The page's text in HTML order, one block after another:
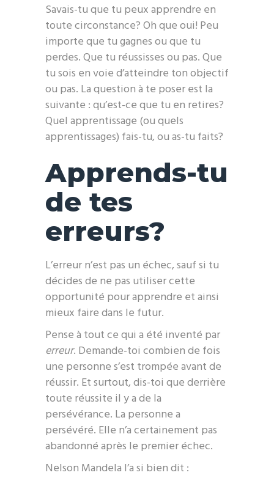
Savais-tu que tu peux apprendre en
toute circonstance? Oh que oui! Peu
importe que tu gagnes ou que tu
perdes. Que tu réussisses ou pas. Que
tu sois en voie d’atteindre ton objectif
ou pas. La question à te poser est la
suivante : qu’est-ce que tu en retires?
Quel apprentissage (ou quels
apprentissages) fais-tu, ou as-tu faits?
Apprends-tu
de tes
erreurs?
L’erreur n’est pas un échec, sauf si tu
décides de ne pas utiliser cette
opportunité pour apprendre et ainsi
mieux faire dans le futur.
Pense à tout ce qui a été inventé par
erreur. Demande-toi combien de fois
une personne s’est trompée avant de
réussir. Et surtout, dis-toi que derrière
toute réussite il y a de la
persévérance. La personne a
persévéré. Elle n’a certainement pas
abandonné après le premier échec.
Nelson Mandela l’a si bien dit :